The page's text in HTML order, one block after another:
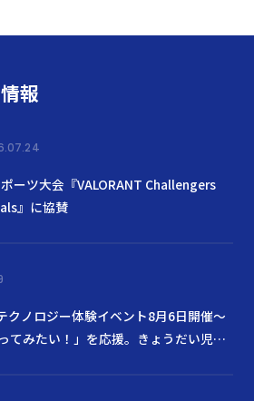
報
ーツ大会『VALORANT Challengers
』に協賛
クノロジー体験イベント8月6日開催〜
てみたい！」を応援。きょうだい児も